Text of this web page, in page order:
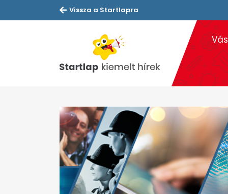
Vissza a Startlapra